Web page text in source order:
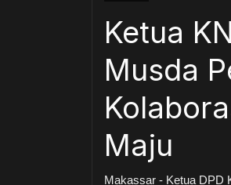
Ketua
Musda
Maju
Makassar - Ketua DPD